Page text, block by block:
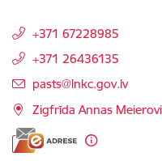
+371 67228985
+371 26436135
E-pasts:
pasts@lnkc.gov.lv
Zigfrīda Annas